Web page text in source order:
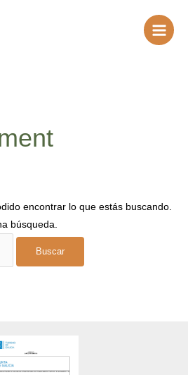
encontrar lo que estás buscando.
búsqueda.